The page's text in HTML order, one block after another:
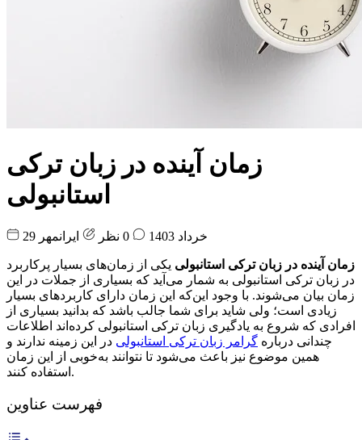
زمان آینده در زبان ترکی
استانبولی
29 خرداد 1403 ایرانمهر
زمان آینده در زبان ترکی استانبولی یکی از زمان‌های بسیار پرکاربرد
در زبان ترکی استانبولی به شمار می‌آید که بسیاری از جملات در این
زمان بیان می‌شوند. با وجود این‌که این زمان دارای کاربردهای بسیار
زیادی است؛ ولی شاید برای شما جالب باشد که بدانید بسیاری از
افرادی که شروع به یادگیری زبان ترکی استانبولی کرده‌اند اطلاعات
چندانی درباره گرامر زبان ترکی استانبولی در این زمینه ندارند و
همین موضوع نیز باعث می‌شود تا نتوانند به‌خوبی از این زمان
استفاده کنند.
فهرست عناوین